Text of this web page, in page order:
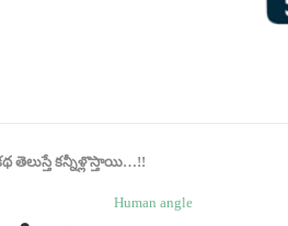
తెలుస్తే కన్నీళ్లొస్తాయి…!!
Human angle